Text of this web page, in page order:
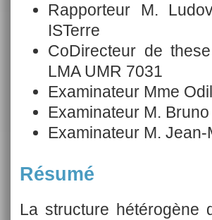
Rapporteur M.
ISTerre
CoDirecteur de
LMA UMR 7031
Examinateur Mme
Examinateur M.
Examinateur M.
Résumé
La structure hétérogène